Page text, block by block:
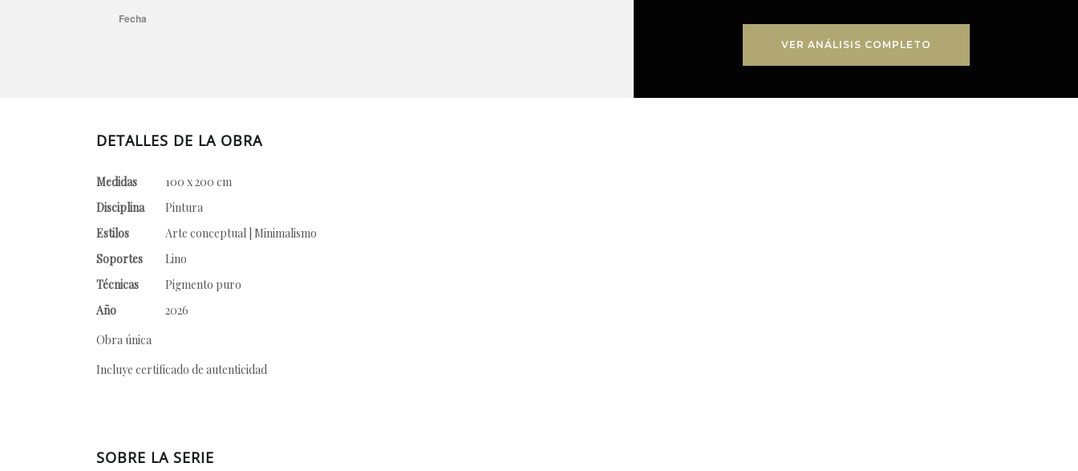
VER ANÁLISIS COMPLETO
DETALLES DE LA OBRA
Medidas
100 x 200 cm
Disciplina
Pintura
Estilos
Arte conceptual | Minimalismo
Soportes
Lino
Técnicas
Pigmento puro
Año
2026
Obra única
Incluye certificado de autenticidad
SOBRE LA SERIE